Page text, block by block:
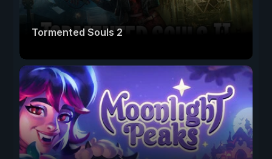
Tormented Souls 2